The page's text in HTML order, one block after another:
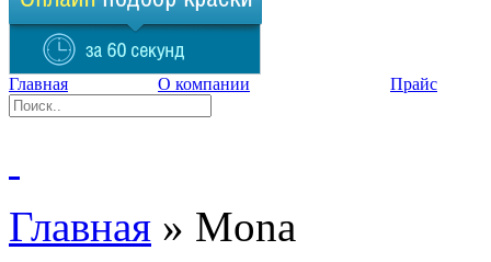
Главная О компании Прайс
Главная » Mona